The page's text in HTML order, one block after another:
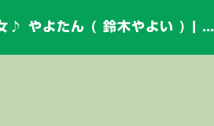
2代目HAPPY少女♪ やよたん ( 鈴木やよい ) | ディノスパーク×ライブプロ マンスリーLIVE vol.2